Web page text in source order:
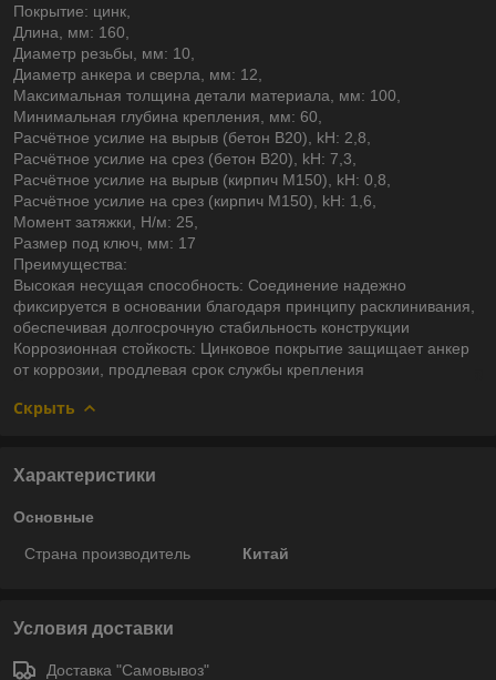
Покрытие: цинк,
Длина, мм: 160,
Диаметр резьбы, мм: 10,
Диаметр анкера и сверла, мм: 12,
Максимальная толщина детали материала, мм: 100,
Минимальная глубина крепления, мм: 60,
Расчётное усилие на вырыв (бетон В20), kH: 2,8,
Расчётное усилие на срез (бетон В20), kH: 7,3,
Расчётное усилие на вырыв (кирпич М150), kH: 0,8,
Расчётное усилие на срез (кирпич М150), kH: 1,6,
Момент затяжки, Н/м: 25,
Размер под ключ, мм: 17
Преимущества:
Высокая несущая способность: Соединение надежно
фиксируется в основании благодаря принципу расклинивания,
обеспечивая долгосрочную стабильность конструкции
Коррозионная стойкость: Цинковое покрытие защищает анкер
от коррозии, продлевая срок службы крепления
Скрыть
Характеристики
Основные
Страна производитель Китай
Условия доставки
Доставка "Самовывоз"